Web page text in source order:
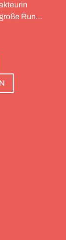
Runde
hat
zu
um